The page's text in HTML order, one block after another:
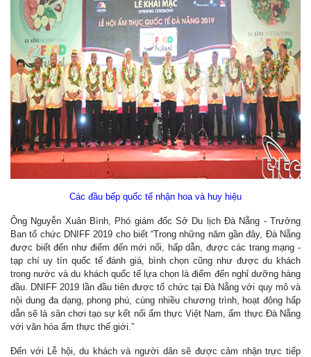
Các đầu bếp quốc tế nhận hoa và huy hiệu
Ông Nguyễn Xuân Bình, Phó giám đốc Sở Du lịch Đà Nẵng - Trưởng
Ban tổ chức DNIFF 2019 cho biết “Trong những năm gần đây, Đà Nẵng
được biết đến như điểm đến mới nổi, hấp dẫn, được các trang mạng -
tạp chí uy tín quốc tế đánh giá, bình chọn cũng như được du khách
trong nước và du khách quốc tế lựa chọn là điểm đến nghỉ dưỡng hàng
đầu. DNIFF 2019 lần đầu tiên được tổ chức tại Đà Nẵng với quy mô và
nội dung đa dạng, phong phú, cùng nhiều chương trình, hoạt động hấp
dẫn sẽ là sân chơi tạo sự kết nối ẩm thực Việt Nam, ẩm thực Đà Nẵng
với văn hóa ẩm thực thế giới.”
Đến với Lễ hội, du khách và người dân sẽ được cảm nhận trực tiếp